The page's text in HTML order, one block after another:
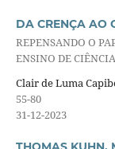
DA CRENÇA AO
REPENSANDO O
ENSINO DE
Clair de Luma
55-80
31-12-2023